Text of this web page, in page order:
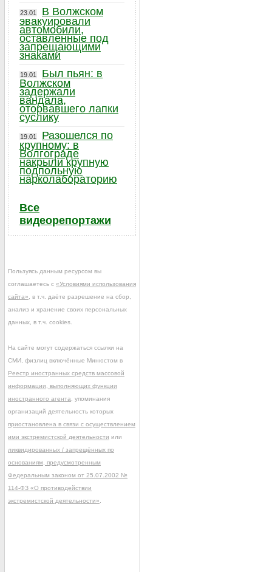
23.01
В Волжском
эвакуировали
автомобили,
оставленные под
запрещающими
знаками
19.01
Был пьян: в
Волжском
задержали
вандала,
оторвавшего лапки
суслику
19.01
Разошелся по
крупному: в
Волгограде
накрыли крупную
подпольную
нарколабораторию
Все
видеорепортажи
Пользуясь данным ресурсом вы
соглашаетесь с «Условиями использования
сайта» , в т.ч. даёте разрешение на сбор,
анализ и хранение своих персональных
данных, в т.ч. cookies.
На сайте могут содержаться ссылки на
СМИ, физлиц включённые Минюстом в
Реестр иностранных средств массовой
информации, выполняющих функции
иностранного агента , упоминания
организаций деятельность которых
приостановлена в связи с осуществлением
ими экстремистской деятельности или
ликвидированных / запрещённых по
основаниям, предусмотренным
Федеральным законом от 25.07.2002 №
114-ФЗ «О противодействии
экстремистской деятельности»